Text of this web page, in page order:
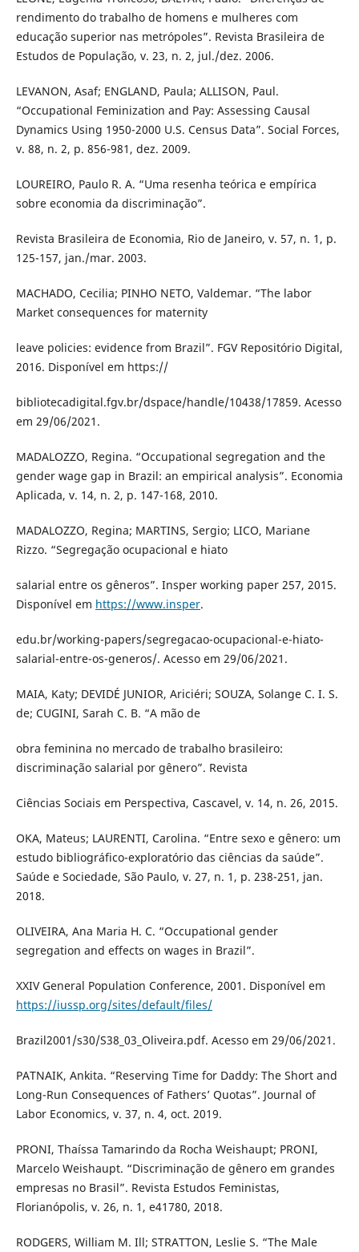
rendimento do trabalho de homens e mulheres com
educação superior nas metrópoles”. Revista Brasileira de
Estudos de População, v. 23, n. 2, jul./dez. 2006.
LEVANON, Asaf; ENGLAND, Paula; ALLISON, Paul.
“Occupational Feminization and Pay: Assessing Causal
Dynamics Using 1950-2000 U.S. Census Data”. Social Forces,
v. 88, n. 2, p. 856-981, dez. 2009.
LOUREIRO, Paulo R. A. “Uma resenha teórica e empírica
sobre economia da discriminação”.
Revista Brasileira de Economia, Rio de Janeiro, v. 57, n. 1, p.
125-157, jan./mar. 2003.
MACHADO, Cecilia; PINHO NETO, Valdemar. “The labor
Market consequences for maternity
leave policies: evidence from Brazil”. FGV Repositório Digital,
2016. Disponível em https://
bibliotecadigital.fgv.br/dspace/handle/10438/17859. Acesso
em 29/06/2021.
MADALOZZO, Regina. “Occupational segregation and the
gender wage gap in Brazil: an empirical analysis”. Economia
Aplicada, v. 14, n. 2, p. 147-168, 2010.
MADALOZZO, Regina; MARTINS, Sergio; LICO, Mariane
Rizzo. “Segregação ocupacional e hiato
salarial entre os gêneros”. Insper working paper 257, 2015.
Disponível em https://www.insper.
edu.br/working-papers/segregacao-ocupacional-e-hiato-
salarial-entre-os-generos/. Acesso em 29/06/2021.
MAIA, Katy; DEVIDÉ JUNIOR, Ariciéri; SOUZA, Solange C. I. S.
de; CUGINI, Sarah C. B. “A mão de
obra feminina no mercado de trabalho brasileiro:
discriminação salarial por gênero”. Revista
Ciências Sociais em Perspectiva, Cascavel, v. 14, n. 26, 2015.
OKA, Mateus; LAURENTI, Carolina. “Entre sexo e gênero: um
estudo bibliográfico-exploratório das ciências da saúde”.
Saúde e Sociedade, São Paulo, v. 27, n. 1, p. 238-251, jan.
2018.
OLIVEIRA, Ana Maria H. C. “Occupational gender
segregation and effects on wages in Brazil”.
XXIV General Population Conference, 2001. Disponível em
https://iussp.org/sites/default/files/
Brazil2001/s30/S38_03_Oliveira.pdf. Acesso em 29/06/2021.
PATNAIK, Ankita. “Reserving Time for Daddy: The Short and
Long-Run Consequences of Fathers’ Quotas”. Journal of
Labor Economics, v. 37, n. 4, oct. 2019.
PRONI, Thaíssa Tamarindo da Rocha Weishaupt; PRONI,
Marcelo Weishaupt. “Discriminação de gênero em grandes
empresas no Brasil”. Revista Estudos Feministas,
Florianópolis, v. 26, n. 1, e41780, 2018.
RODGERS, William M. Ill; STRATTON, Leslie S. “The Male